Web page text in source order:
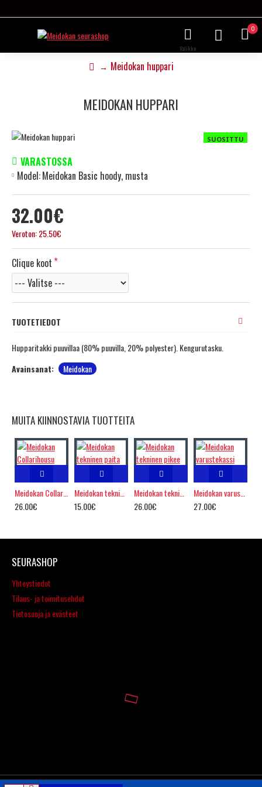
0
Meidokan huppari
MEIDOKAN HUPPARI
SUOSITTU
32.00€
Veroton: 25.50€
VARASTOSSA
Model:Meidokan Basic hoody, musta
Clique koot
TUOTETIEDOT
Hupparitakki puuvillaa (80% puuvilla, 20% polyester). Kengurutasku.
Avainsanat:
Meidokan
MUITA KIINNOSTAVIA TUOTTEITA
26.00€
Meidokan tekninen paita
15.00€
Meidokan tekninen pikee
26.00€
Meidokan varustekassi
27.00€
SEURASHOP
Yhteystiedot
Tilaus- ja toimitusehdot
Tietosuoja ja evästeet